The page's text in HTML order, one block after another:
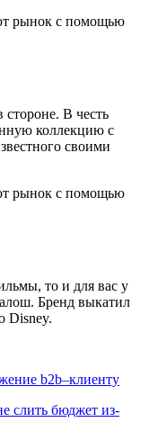
В честь
коллекцию с
своими
то и для вас у
Бренд выкатил
Disney.
b2b–клиенту
слить бюджет из-